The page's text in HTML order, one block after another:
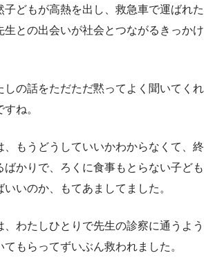
子どもが高熱を出し、救急車で運ばれた
生との出会いが社会とつながるきっかけ
しの話をただただ黙ってよく聞いてくれ
ね。
、もうどうしていいかわからなくて、終
ばかりで、ろくに食事もとらない子ども
いのか、もてあましてました。
、わたしひとりで先生の診察に通うよう
もらってずいぶん救われました。